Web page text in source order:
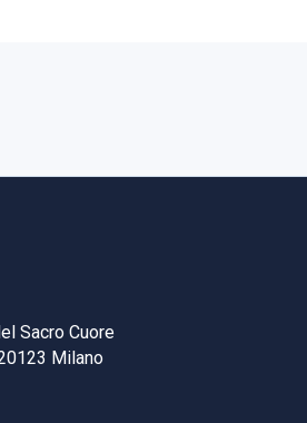
Sacro Cuore
Milano